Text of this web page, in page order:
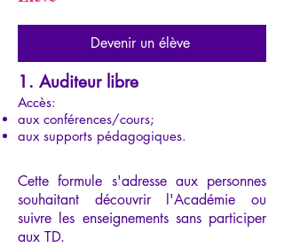
Devenir un élève
1. Auditeur libre
Accès:
aux conférences/cours;
aux supports pédagogiques.
Cette formule s'adresse aux personnes
souhaitant découvrir l'Académie ou
suivre les enseignements sans participer
aux TD.